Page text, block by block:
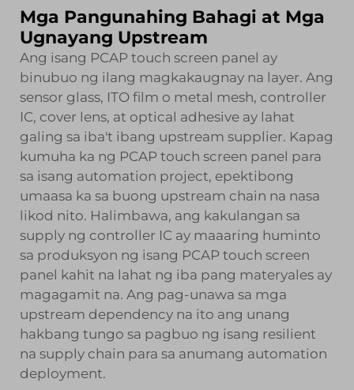
Mga Pangunahing Bahagi at Mga
Ugnayang Upstream
Ang isang PCAP touch screen panel ay
binubuo ng ilang magkakaugnay na layer. Ang
sensor glass, ITO film o metal mesh, controller
IC, cover lens, at optical adhesive ay lahat
galing sa iba't ibang upstream supplier. Kapag
kumuha ka ng PCAP touch screen panel para
sa isang automation project, epektibong
umaasa ka sa buong upstream chain na nasa
likod nito. Halimbawa, ang kakulangan sa
supply ng controller IC ay maaaring huminto
sa produksyon ng isang PCAP touch screen
panel kahit na lahat ng iba pang materyales ay
magagamit na. Ang pag-unawa sa mga
upstream dependency na ito ang unang
hakbang tungo sa pagbuo ng isang resilient
na supply chain para sa anumang automation
deployment.